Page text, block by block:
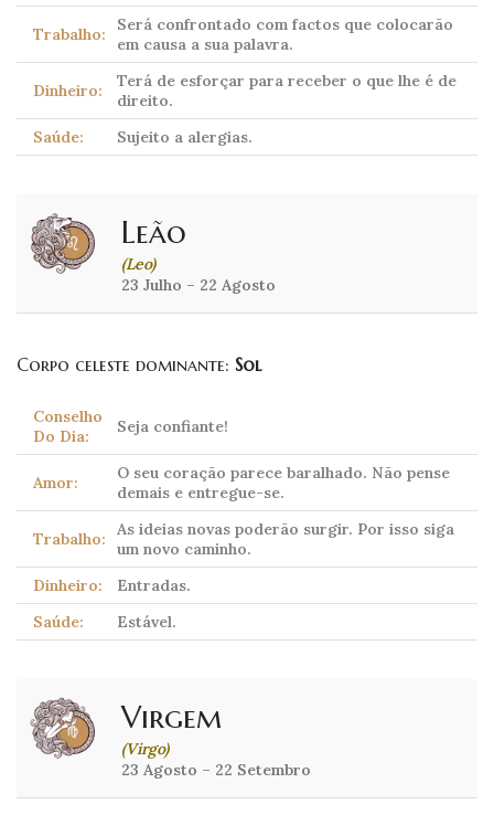
Trabalho:
Será confrontado com factos que colocarão
em causa a sua palavra.
Dinheiro:
Terá de esforçar para receber o que lhe é de
direito.
Saúde:
Sujeito a alergias.
Leão
(Leo)
23 Julho – 22 Agosto
Corpo celeste dominante: Sol
Conselho
Do Dia:
Seja confiante!
Amor:
O seu coração parece baralhado. Não pense
demais e entregue-se.
Trabalho:
As ideias novas poderão surgir. Por isso siga
um novo caminho.
Dinheiro:
Entradas.
Saúde:
Estável.
Virgem
(Virgo)
23 Agosto – 22 Setembro